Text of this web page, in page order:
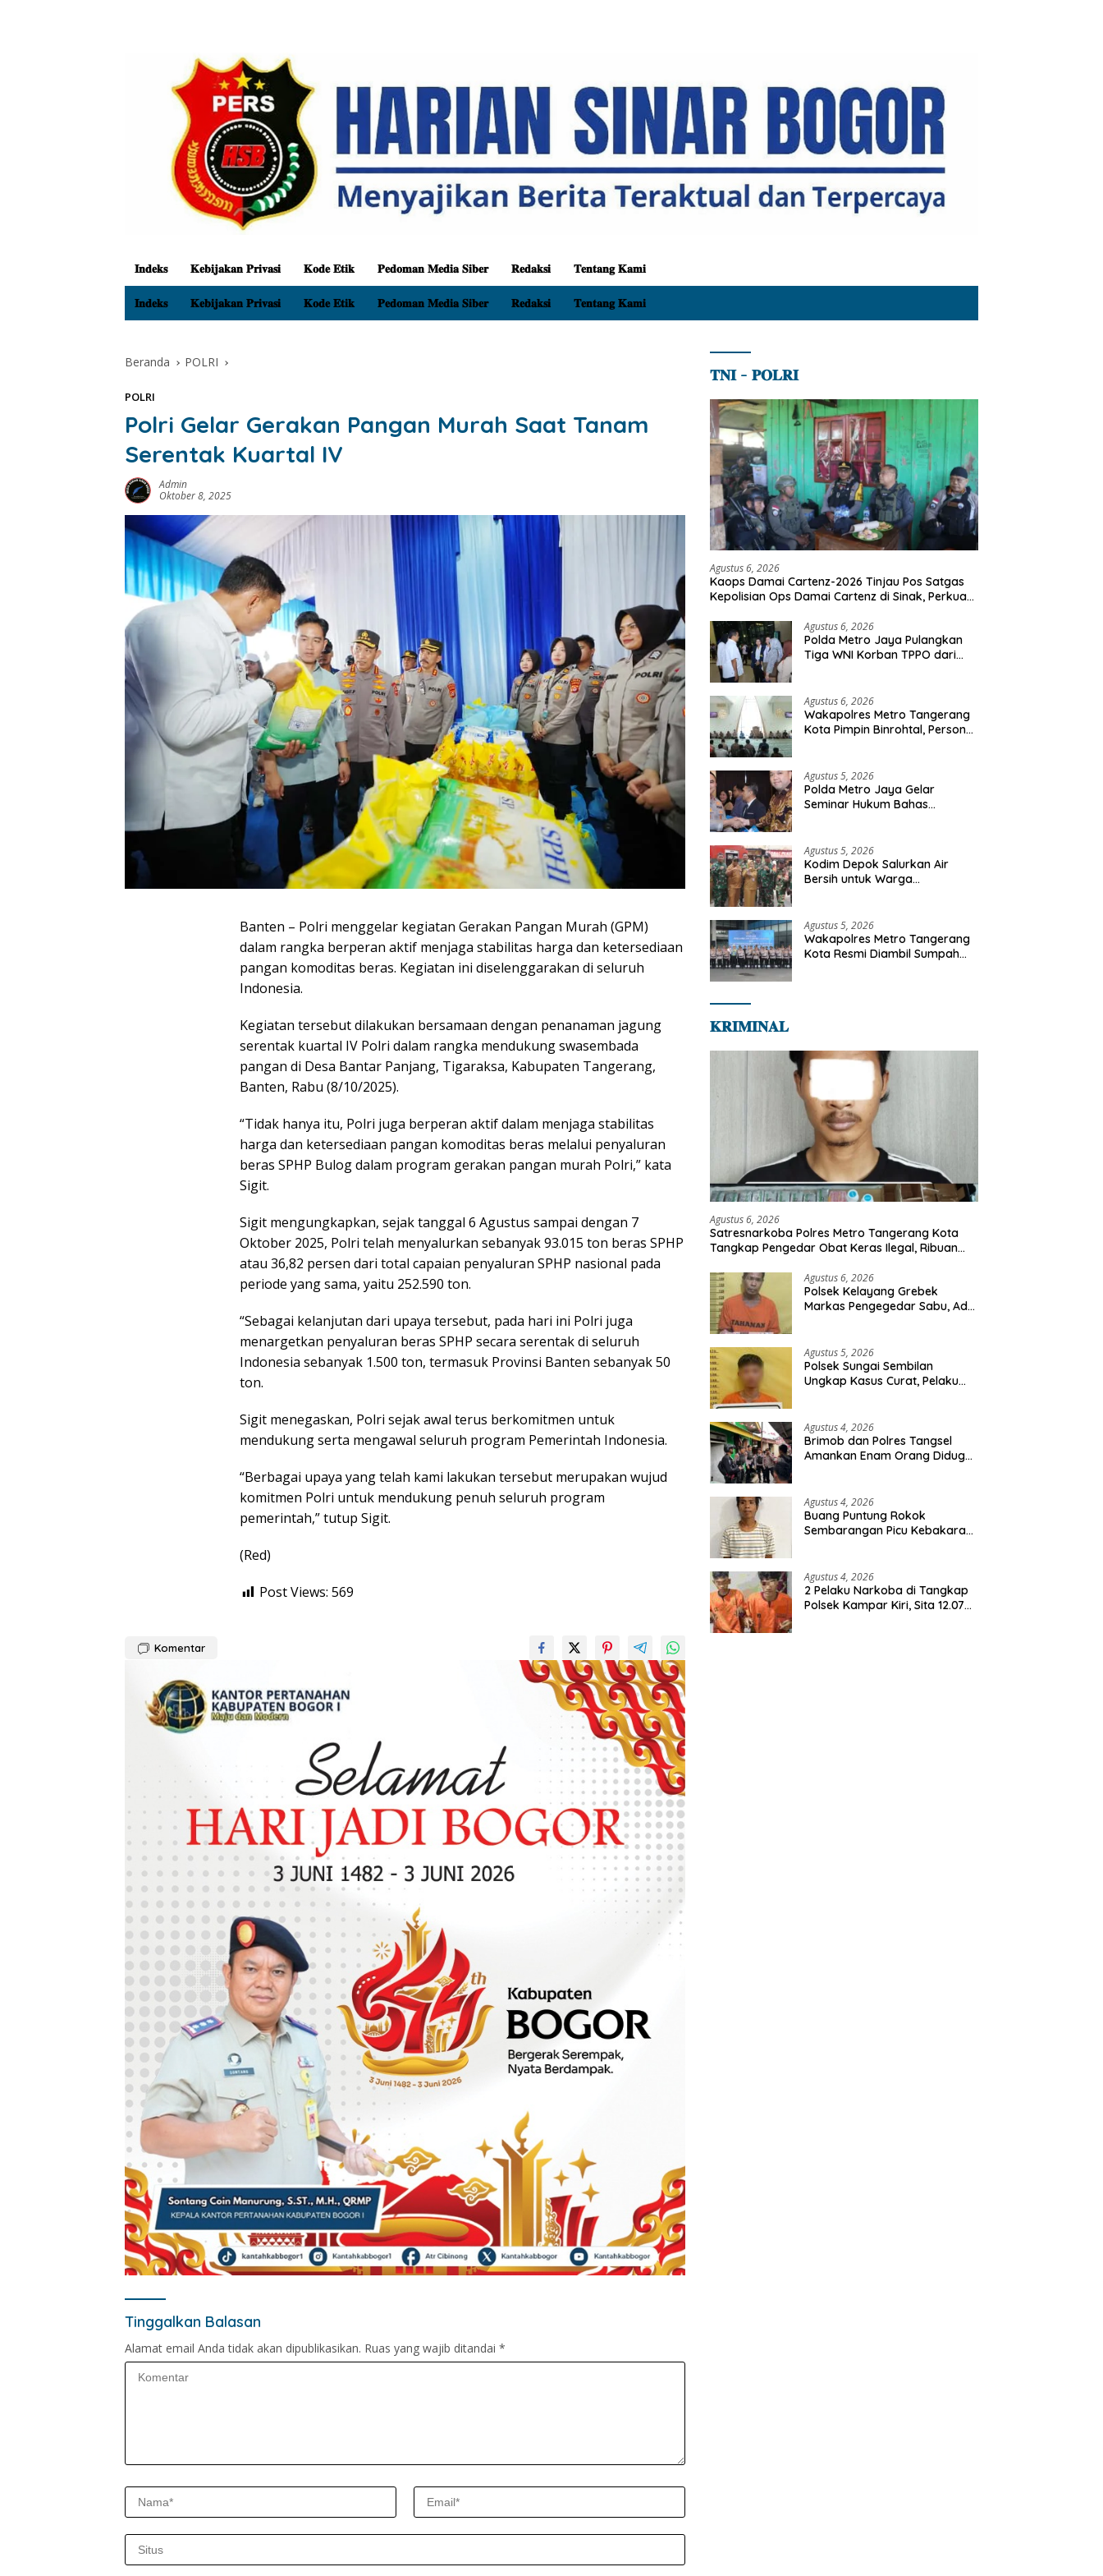
𝐈𝐧𝐝𝐞𝐤𝐬 𝐊𝐞𝐛𝐢𝐣𝐚𝐤𝐚𝐧 𝐏𝐫𝐢𝐯𝐚𝐬𝐢 𝐊𝐨𝐝𝐞 𝐄𝐭𝐢𝐤 𝐏𝐞𝐝𝐨𝐦𝐚𝐧 𝐌𝐞𝐝𝐢𝐚 𝐒𝐢𝐛𝐞𝐫 𝐑𝐞𝐝𝐚𝐤𝐬𝐢 𝐓𝐞𝐧𝐭𝐚𝐧𝐠 𝐊𝐚𝐦𝐢
𝐈𝐧𝐝𝐞𝐤𝐬 𝐊𝐞𝐛𝐢𝐣𝐚𝐤𝐚𝐧 𝐏𝐫𝐢𝐯𝐚𝐬𝐢 𝐊𝐨𝐝𝐞 𝐄𝐭𝐢𝐤 𝐏𝐞𝐝𝐨𝐦𝐚𝐧 𝐌𝐞𝐝𝐢𝐚 𝐒𝐢𝐛𝐞𝐫 𝐑𝐞𝐝𝐚𝐤𝐬𝐢 𝐓𝐞𝐧𝐭𝐚𝐧𝐠 𝐊𝐚𝐦𝐢
Beranda POLRI
POLRI
Polri Gelar Gerakan Pangan Murah Saat Tanam
Serentak Kuartal IV
Admin
Oktober 8, 2025
Banten – Polri menggelar kegiatan Gerakan Pangan Murah (GPM)
dalam rangka berperan aktif menjaga stabilitas harga dan ketersediaan
pangan komoditas beras. Kegiatan ini diselenggarakan di seluruh
Indonesia.
Kegiatan tersebut dilakukan bersamaan dengan penanaman jagung
serentak kuartal IV Polri dalam rangka mendukung swasembada
pangan di Desa Bantar Panjang, Tigaraksa, Kabupaten Tangerang,
Banten, Rabu (8/10/2025).
“Tidak hanya itu, Polri juga berperan aktif dalam menjaga stabilitas
harga dan ketersediaan pangan komoditas beras melalui penyaluran
beras SPHP Bulog dalam program gerakan pangan murah Polri,” kata
Sigit.
Sigit mengungkapkan, sejak tanggal 6 Agustus sampai dengan 7
Oktober 2025, Polri telah menyalurkan sebanyak 93.015 ton beras SPHP
atau 36,82 persen dari total capaian penyaluran SPHP nasional pada
periode yang sama, yaitu 252.590 ton.
“Sebagai kelanjutan dari upaya tersebut, pada hari ini Polri juga
menargetkan penyaluran beras SPHP secara serentak di seluruh
Indonesia sebanyak 1.500 ton, termasuk Provinsi Banten sebanyak 50
ton.
Sigit menegaskan, Polri sejak awal terus berkomitmen untuk
mendukung serta mengawal seluruh program Pemerintah Indonesia.
“Berbagai upaya yang telah kami lakukan tersebut merupakan wujud
komitmen Polri untuk mendukung penuh seluruh program
pemerintah,” tutup Sigit.
(Red)
Post Views: 569
Komentar
Tinggalkan Balasan
Alamat email Anda tidak akan dipublikasikan. Ruas yang wajib ditandai *
𝐓𝐍𝐈 – 𝐏𝐎𝐋𝐑𝐈
Agustus 6, 2026
Kaops Damai Cartenz-2026 Tinjau Pos Satgas
Kepolisian Ops Damai Cartenz di Sinak, Perkuat
Agustus 6, 2026
Polda Metro Jaya Pulangkan
Tiga WNI Korban TPPO dari
Agustus 6, 2026
Wakapolres Metro Tangerang
Kota Pimpin Binrohtal, Personel
Agustus 5, 2026
Polda Metro Jaya Gelar
Seminar Hukum Bahas
Agustus 5, 2026
Kodim Depok Salurkan Air
Bersih untuk Warga
Agustus 5, 2026
Wakapolres Metro Tangerang
Kota Resmi Diambil Sumpah
𝐊𝐑𝐈𝐌𝐈𝐍𝐀𝐋
Agustus 6, 2026
Satresnarkoba Polres Metro Tangerang Kota
Tangkap Pengedar Obat Keras Ilegal, Ribuan
Agustus 6, 2026
Polsek Kelayang Grebek
Markas Pengegedar Sabu, Ada
Agustus 5, 2026
Polsek Sungai Sembilan
Ungkap Kasus Curat, Pelaku
Agustus 4, 2026
Brimob dan Polres Tangsel
Amankan Enam Orang Diduga
Agustus 4, 2026
Buang Puntung Rokok
Sembarangan Picu Kebakaran
Agustus 4, 2026
2 Pelaku Narkoba di Tangkap
Polsek Kampar Kiri, Sita 12.07